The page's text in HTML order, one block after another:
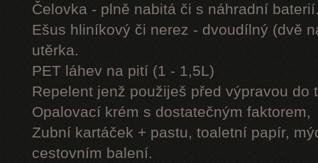
Čelovka - plně nabitá či s náhradní
Ešus hliníkový či nerez - dvoudílný (dvě
utěrka.
PET láhev na pití (1 - 1,5L)
Repelent jenž použiješ před výpravou do
Opalovací krém s dostatečným faktorem,
Zubní kartáček + pastu, toaletní papír,
cestovním balení.